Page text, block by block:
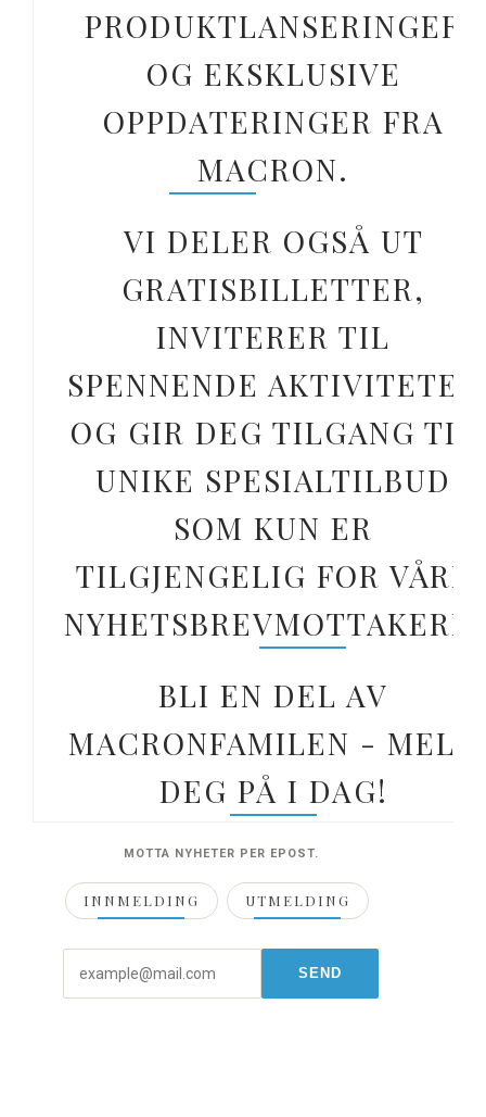
PRODUKTLANSERINGER
OG EKSKLUSIVE
OPPDATERINGER FRA
MACRON.
VI DELER OGSÅ UT
GRATISBILLETTER,
INVITERER TIL
SPENNENDE AKTIVITETER
OG GIR DEG TILGANG TIL
UNIKE SPESIALTILBUD
SOM KUN ER
TILGJENGELIG FOR VÅRE
NYHETSBREVMOTTAKERE.
BLI EN DEL AV
MACRONFAMILEN - MELD
DEG PÅ I DAG!
MOTTA NYHETER PER EPOST.
INNMELDING UTMELDING